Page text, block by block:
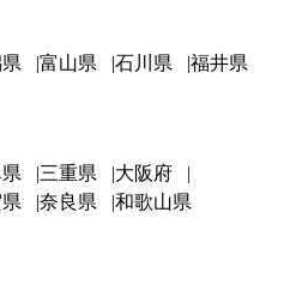
富山県 石川県 福井県
三重県
大阪府
奈良県 和歌山県